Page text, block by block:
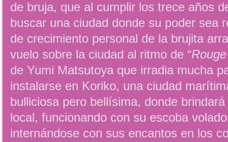
de bruja, que al cumplir los trece años
buscar una ciudad donde su poder sea
de crecimiento personal de la brujita
vuelo sobre la ciudad al ritmo de “
de Yumi Matsutoya que irradia mucha
instalarse en Koriko, una ciudad
bulliciosa pero bellísima, donde
local, funcionando con su escoba
internándose con sus encantos en los